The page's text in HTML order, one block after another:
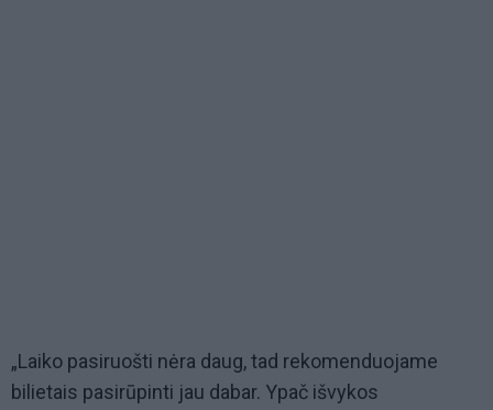
„Laiko pasiruošti nėra daug, tad rekomenduojame
bilietais pasirūpinti jau dabar. Ypač išvykos